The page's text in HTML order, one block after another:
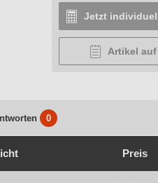
Jetzt
Artikel
0
Preis